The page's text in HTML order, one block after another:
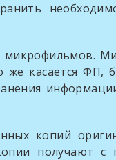
же касается ФП,
получают с